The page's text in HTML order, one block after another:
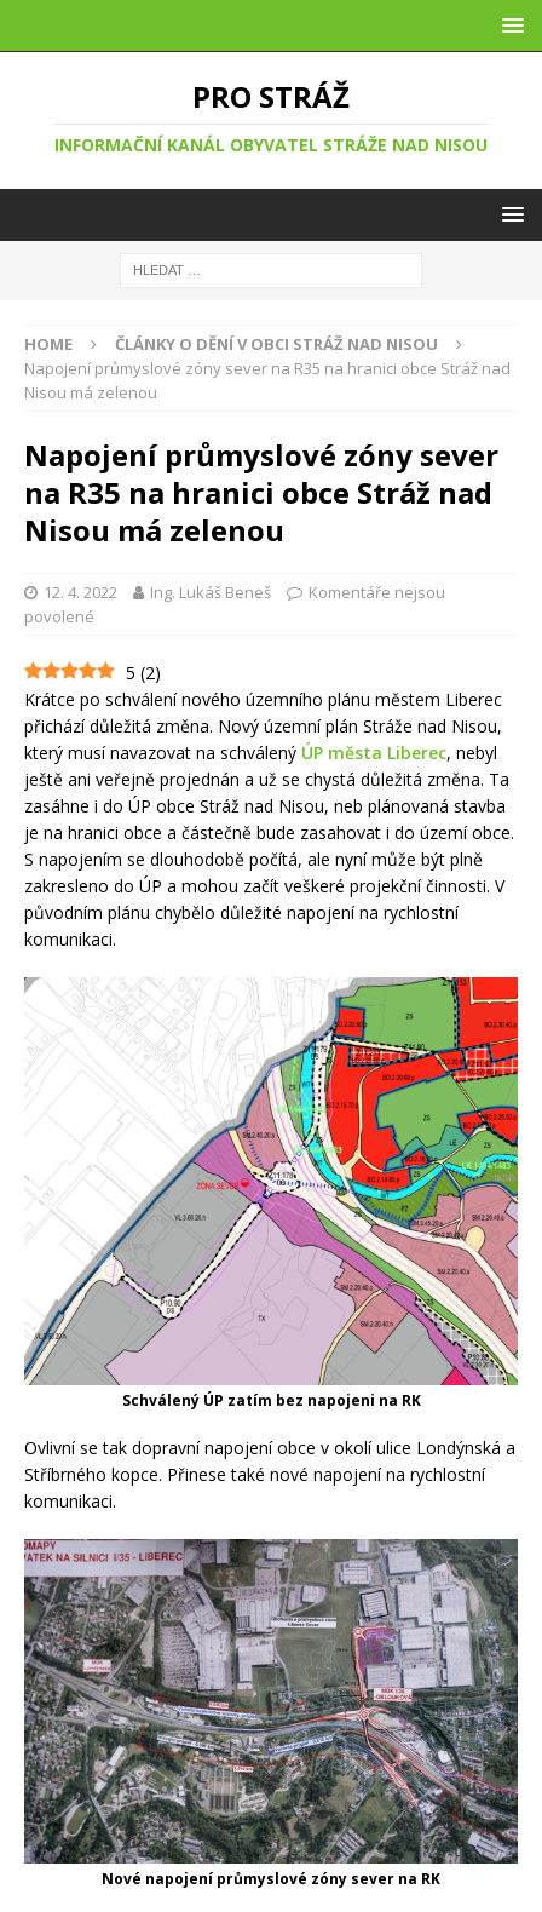
PRO STRÁŽ
INFORMAČNÍ KANÁL OBYVATEL STRÁŽE NAD NISOU
HOME
ČLÁNKY O DĚNÍ V OBCI STRÁŽ NAD NISOU
Napojení průmyslové zóny sever na R35 na hranici obce Stráž nad
Nisou má zelenou
Napojení průmyslové zóny sever
na R35 na hranici obce Stráž nad
Nisou má zelenou
12. 4. 2022 Ing. Lukáš Beneš
Komentáře nejsou
povolené
5 (2)
Krátce po schválení nového územního plánu městem Liberec
přichází důležitá změna. Nový územní plán Stráže nad Nisou,
který musí navazovat na schválený ÚP města Liberec, nebyl
ještě ani veřejně projednán a už se chystá důležitá změna. Ta
zasáhne i do ÚP obce Stráž nad Nisou, neb plánovaná stavba
je na hranici obce a částečně bude zasahovat i do území obce.
S napojením se dlouhodobě počítá, ale nyní může být plně
zakresleno do ÚP a mohou začít veškeré projekční činnosti. V
původním plánu chybělo důležité napojení na rychlostní
komunikaci.
Schválený ÚP zatím bez napojeni na RK
Ovlivní se tak dopravní napojení obce v okolí ulice Londýnská a
Stříbrného kopce. Přinese také nové napojení na rychlostní
komunikaci.
Nové napojení průmyslové zóny sever na RK